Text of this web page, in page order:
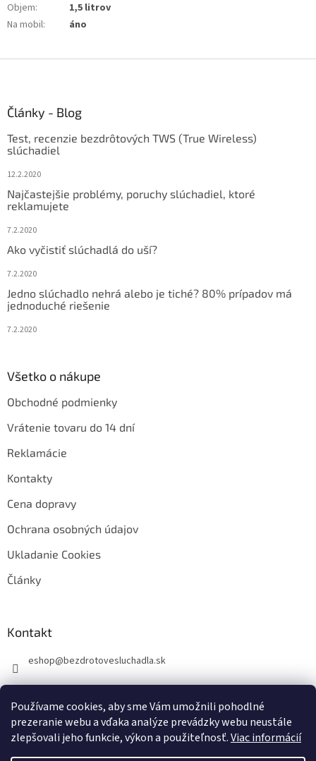
Používame cookies, aby sme Vám umožnili pohodlné
prezeranie webu a vďaka analýze prevádzky webu neustále
zlepšovali jeho funkcie, výkon a použiteľnosť.Viac informácií
Objem:
1,5 litrov
Na mobil: áno
Články - Blog
Test, recenzie bezdrôtových TWS (True Wireless)
slúchadiel
12.2.2020
Najčastejšie problémy, poruchy slúchadiel, ktoré
reklamujete
7.2.2020
Ako vyčistiť slúchadlá do uší?
7.2.2020
Jedno slúchadlo nehrá alebo je tiché? 80% prípadov má
jednoduché riešenie
7.2.2020
Všetko o nákupe
Obchodné podmienky
Vrátenie tovaru do 14 dní
Reklamácie
Kontakty
Cena dopravy
Ochrana osobných údajov
Ukladanie Cookies
Články
Kontakt
eshop@bezdrotovesluchadla.sk